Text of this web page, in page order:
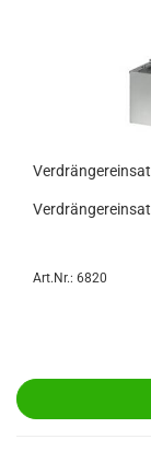
Art.Nr.: 6820